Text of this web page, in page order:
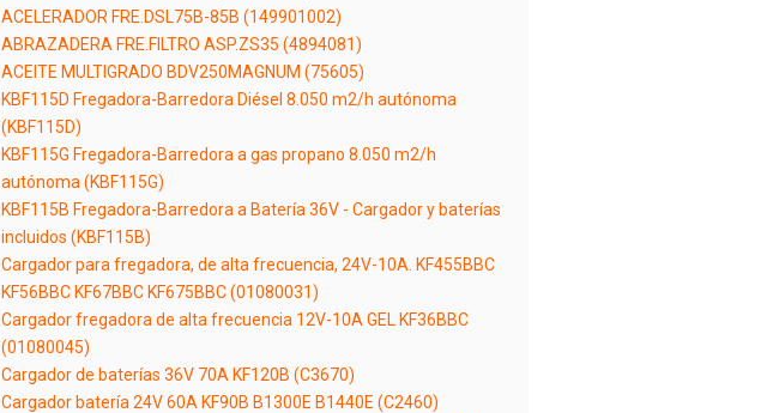
ACELERADOR FRE.DSL75B-85B (149901002)
ABRAZADERA FRE.FILTRO ASP.ZS35 (4894081)
ACEITE MULTIGRADO BDV250MAGNUM (75605)
KBF115D Fregadora-Barredora Diésel 8.050 m2/h autónoma
(KBF115D)
KBF115G Fregadora-Barredora a gas propano 8.050 m2/h
autónoma (KBF115G)
KBF115B Fregadora-Barredora a Batería 36V - Cargador y baterías
incluidos (KBF115B)
Cargador para fregadora, de alta frecuencia, 24V-10A. KF455BBC
KF56BBC KF67BBC KF675BBC (01080031)
Cargador fregadora de alta frecuencia 12V-10A GEL KF36BBC
(01080045)
Cargador de baterías 36V 70A KF120B (C3670)
Cargador batería 24V 60A KF90B B1300E B1440E (C2460)